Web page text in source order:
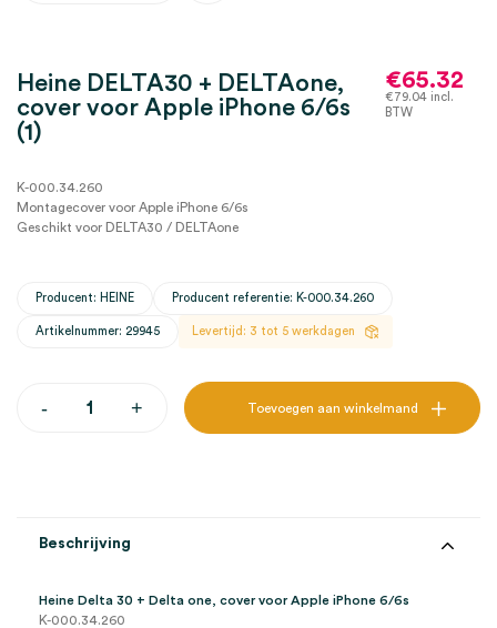
Heine DELTA30 + DELTAone,
cover voor Apple iPhone 6/6s
(1)
€65.32
€79.04incl.
BTW
K-000.34.260
Montagecover voor Apple iPhone 6/6s
Geschikt voor DELTA30 / DELTAone
Producent: HEINE Producent referentie: K-000.34.260
Artikelnummer: 29945 Levertijd: 3 tot 5 werkdagen
-
iPhone
aantal
+ Toevoegen aan winkelmand
Beschrijving
Heine Delta 30 + Delta one, cover voor Apple iPhone 6/6s
K-000.34.260